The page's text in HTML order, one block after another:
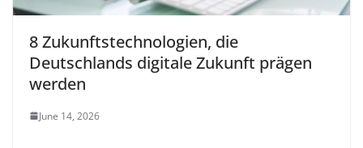
8 Zukunftstechnologien, die
Deutschlands digitale Zukunft prägen
werden
June 14, 2026